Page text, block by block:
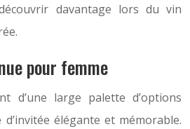
davantage lors du vin
pour femme
d’une large palette d’options
élégante et mémorable.